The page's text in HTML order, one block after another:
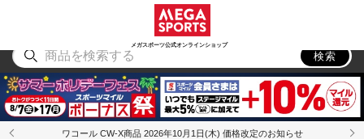
メガスポーツ公式オンラインショップ
アウトドア
検索
ワコール CW-X商品 2026年10月1日(木) 価格改定のお知らせ